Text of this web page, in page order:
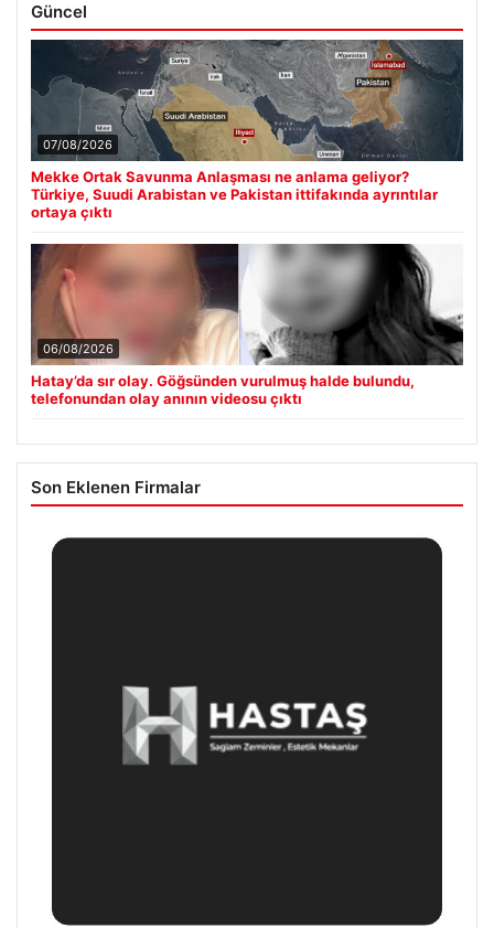
Güncel
07/08/2026
Mekke Ortak Savunma Anlaşması ne anlama geliyor?
Türkiye, Suudi Arabistan ve Pakistan ittifakında ayrıntılar
ortaya çıktı
06/08/2026
Hatay’da sır olay. Göğsünden vurulmuş halde bulundu,
telefonundan olay anının videosu çıktı
Son Eklenen Firmalar